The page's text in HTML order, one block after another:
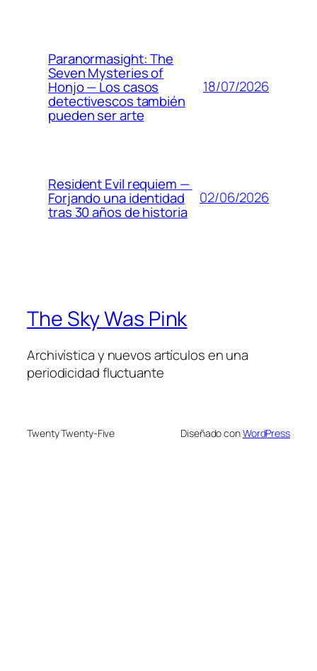
Paranormasight: The
Seven Mysteries of
Honjo — Los casos
detectivescos también
pueden ser arte
18/07/2026
Resident Evil requiem —
Forjando una identidad
tras 30 años de historia
02/06/2026
The Sky Was Pink
Archivística y nuevos artículos en una
periodicidad fluctuante
Twenty Twenty-Five Diseñado conWordPress